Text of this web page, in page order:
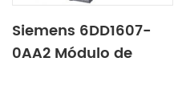
Siemens 6DD1607-
0AA2 Módulo de